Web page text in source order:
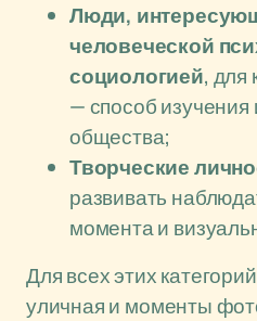
Люди,
человеческой
социологией, для
— способ
общества;
Творческие
развивать
момента и
Для всех этих
уличная и моменты